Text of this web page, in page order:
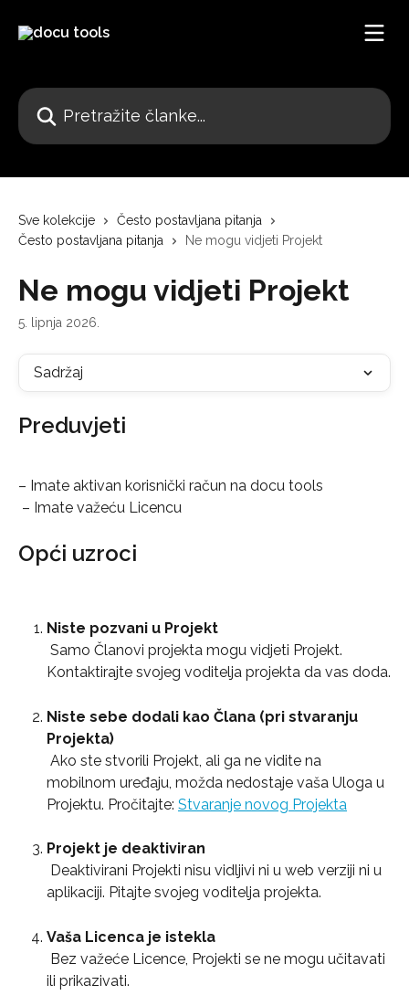
Pretražite članke...
Sve kolekcije
Često postavljana pitanja
Često postavljana pitanja
Ne mogu vidjeti Projekt
Ne mogu vidjeti Projekt
5. lipnja 2026.
Sadržaj
Preduvjeti
– Imate aktivan korisnički račun na docu tools
– Imate važeću Licencu
Opći uzroci
Niste pozvani u Projekt
Kontaktirajte svojeg voditelja projekta da vas doda.
Niste sebe dodali kao Člana (pri stvaranju
Projekta)
mobilnom uređaju, možda nedostaje vaša Uloga u
Projektu. Pročitajte: Stvaranje novog Projekta
Projekt je deaktiviran
aplikaciji. Pitajte svojeg voditelja projekta.
Vaša Licenca je istekla
ili prikazivati.